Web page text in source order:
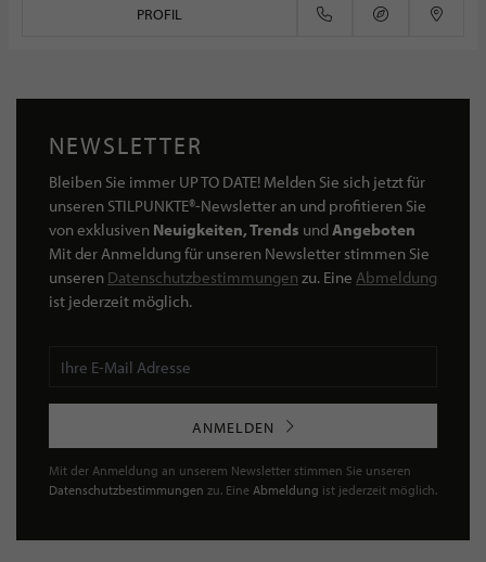
PROFIL
NEWSLETTER
Bleiben Sie immer UP TO DATE! Melden Sie sich jetzt für
unseren STILPUNKTE®-Newsletter an und profitieren Sie
von exklusiven Neuigkeiten, Trends undAngeboten
Mit der Anmeldung für unseren Newsletter stimmen Sie
unseren Datenschutzbestimmungen zu. Eine Abmeldung
ist jederzeit möglich.
ANMELDEN
Mit der Anmeldung an unserem Newsletter stimmen Sie unseren
Datenschutzbestimmungen zu. Eine Abmeldung ist jederzeit möglich.